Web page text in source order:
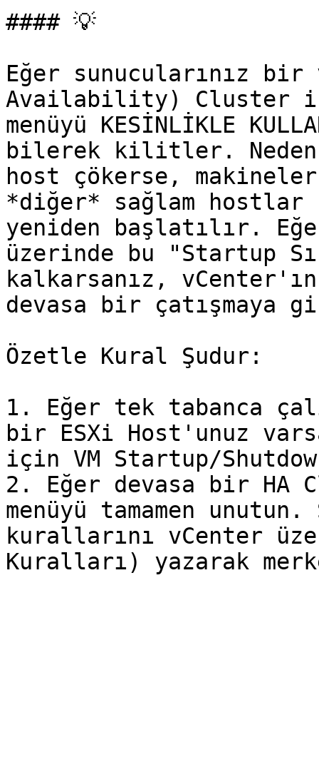
#### 💡
Eğer sunucularınız bir
Availability) Cluster
menüyü KESİNLİKLE
bilerek kilitler. Neden
host çökerse,
*diğer* sağlam hostlar
yeniden başlatılır.
üzerinde bu "Startup
kalkarsanız,
devasa bir çatışmaya
Özetle Kural Şudur:
1. Eğer tek tabanca
bir ESXi Host'unuz
için VM Startup/
2. Eğer devasa bir HA
menüyü tamamen
kurallarını vCenter